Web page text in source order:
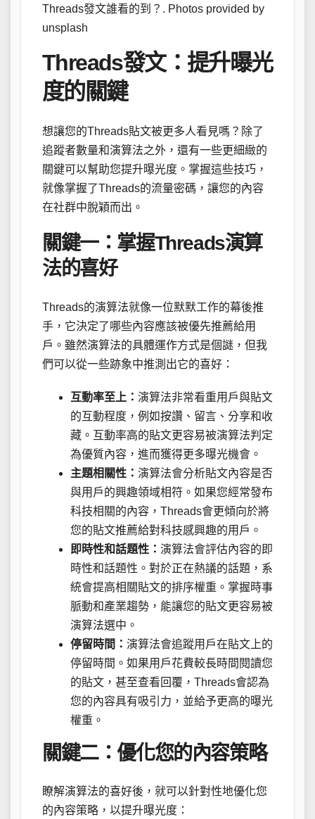
Threads發文誰看的到？. Photos provided by
unsplash
Threads發文：提升曝光
度的關鍵
想讓您的Threads貼文被更多人看見嗎？除了
追蹤者數量和演算法之外，還有一些更細緻的
關鍵可以幫助您提升曝光度。掌握這些技巧，
就像掌握了Threads的流量密碼，讓您的內容
在社群中脫穎而出。
關鍵一：掌握Threads演算
法的喜好
Threads的演算法就像一位默默工作的幕後推
手，它決定了哪些內容應該被優先推薦給用
戶。雖然演算法的具體運作方式是個謎，但我
們可以從一些跡象中推測出它的喜好：
互動率至上： 演算法非常看重用戶與貼文
的互動程度，例如按讚、留言、分享和收
藏。互動率高的貼文更容易被演算法判定
為優質內容，進而獲得更多曝光機會。
主題相關性： 演算法會分析貼文內容是否
與用戶的興趣領域相符。如果您經常發布
科技相關的內容，Threads會更傾向於將
您的貼文推薦給對科技感興趣的用戶。
即時性和話題性： 演算法會評估內容的即
時性和話題性。對於正在熱議的話題，系
統會提高相關貼文的排序權重。掌握時事
脈動和產業趨勢，能讓您的貼文更容易被
演算法選中。
停留時間： 演算法會追蹤用戶在貼文上的
停留時間。如果用戶花費較長時間閱讀您
的貼文，甚至查看回覆，Threads會認為
您的內容具有吸引力，並給予更高的曝光
權重。
關鍵二：優化您的內容策略
瞭解演算法的喜好後，就可以針對性地優化您
的內容策略，以提升曝光度：